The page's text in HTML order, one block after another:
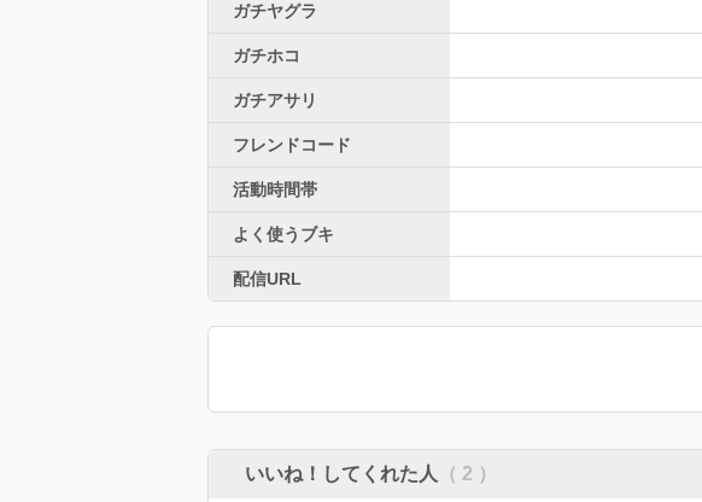
ガチヤグラ
ガチホコ
ガチアサリ
フレンドコード
活動時間帯
よく使うブキ
配信URL
いいね！してくれた人 （ 2 ）